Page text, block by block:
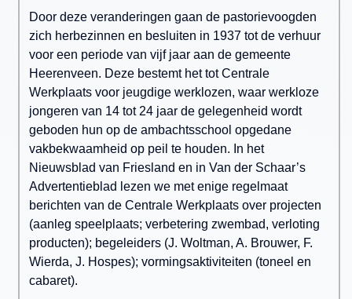
Door deze veranderingen gaan de pastorievoogden
zich herbezinnen en besluiten in 1937 tot de verhuur
voor een periode van vijf jaar aan de gemeente
Heerenveen. Deze bestemt het tot Centrale
Werkplaats voor jeugdige werklozen, waar werkloze
jongeren van 14 tot 24 jaar de gelegenheid wordt
geboden hun op de ambachtsschool opgedane
vakbekwaamheid op peil te houden. In het
Nieuwsblad van Friesland en in Van der Schaar’s
Advertentieblad lezen we met enige regelmaat
berichten van de Centrale Werkplaats over projecten
(aanleg speelplaats; verbetering zwembad, verloting
producten); begeleiders (J. Woltman, A. Brouwer, F.
Wierda, J. Hospes); vormingsaktiviteiten (toneel en
cabaret).